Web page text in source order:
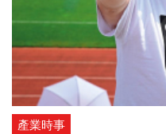
產業時事